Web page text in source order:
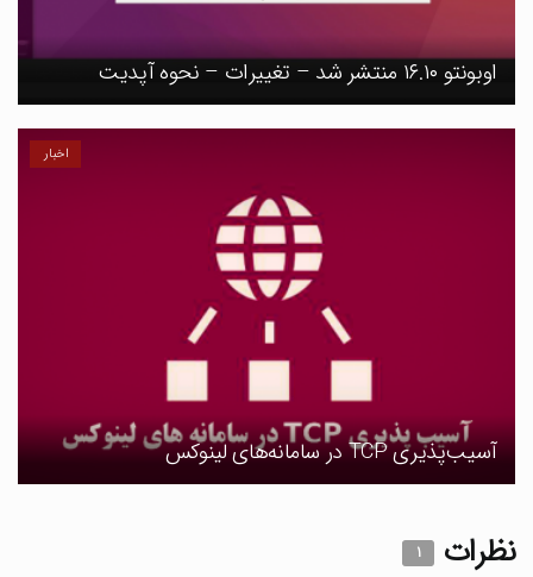
اوبونتو ۱۶.۱۰ منتشر شد – تغییرات – نحوه آپدیت
اخبار
آسیب‌پذیری TCP در سامانه‌های لینوکس
نظرات ۱